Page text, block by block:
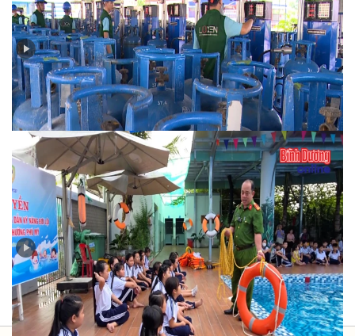
Bản tin PCCC số 3-2025: Đảm bảo an toàn phòng
cháy chữa cháy trong sử dụng, kinh doanh gas
Bản tin PCCC số 2-2025: Phòng ngừa đuối nước cho
trẻ em trong dịp hè